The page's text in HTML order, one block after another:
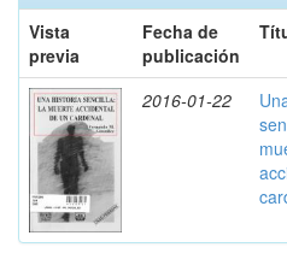
Vista
previa
Fecha de
publicación
2016-01-22